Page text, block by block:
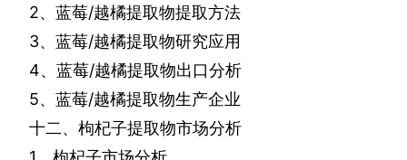
2、蓝莓/越橘提取物提取方法
3、蓝莓/越橘提取物研究应用
4、蓝莓/越橘提取物出口分析
5、蓝莓/越橘提取物生产企业
十二、枸杞子提取物市场分析